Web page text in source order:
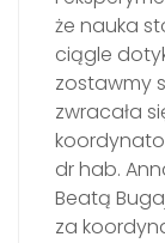
że nauka
ciągle
zostawmy
zwracała
dr hab.
Beatą
za